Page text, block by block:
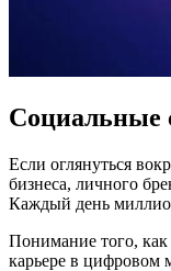
Социальные
Если оглянуться
бизнеса, личного
Каждый день
Понимание того, как
карьере в цифровом